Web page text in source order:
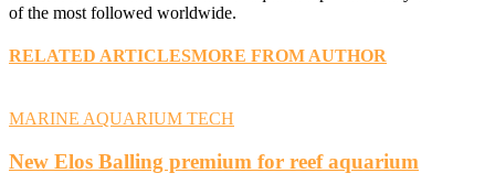
of the most followed worldwide.
RELATED ARTICLESMORE FROM AUTHOR
MARINE AQUARIUM TECH
New Elos Balling premium for reef aquarium